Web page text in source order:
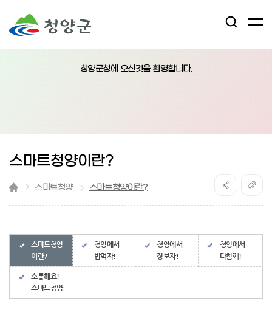
검
어
청양군청에 오신것을 환영합니다.
스마트청양이란?
스마트청양 스마트청양이란?
스마트청양
이란?
청양에서
밥먹자!
청양에서
장보자!
청양에서
다함께!
소통해요!
스마트청양